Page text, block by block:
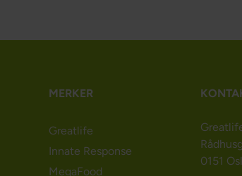
MERKER
Greatlife
Innate Response
MegaFood
0151